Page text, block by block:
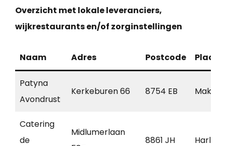
Overzicht met lokale leveranciers,
wijkrestaurants en/of zorginstellingen
Naam Adres Postcode Plaats
Patyna
Avondrust
Kerkeburen 66 8754 EB
Catering
de
Midlumerlaan
8861 JH